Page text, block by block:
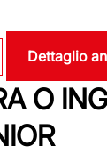
Dettaglio
O